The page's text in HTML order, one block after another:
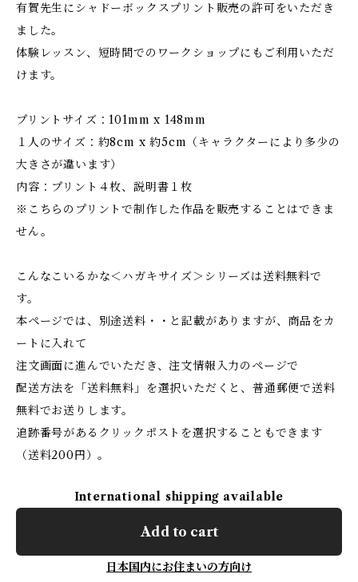
有賀先生にシャドーボックスプリント販売の許可をいただき
ました。
体験レッスン、短時間でのワークショップにもご利用いただ
けます。
プリントサイズ：101mm x 148mm
１人のサイズ：約8cm x 約5cm（キャラクターにより多少の
大きさが違います）
内容：プリント４枚、説明書１枚
※こちらのプリントで制作した作品を販売することはできま
せん。
こんなこいるかな＜ハガキサイズ＞シリーズは送料無料で
す。
本ページでは、別途送料・・と記載がありますが、商品をカ
ートに入れて
注文画面に進んでいただき、注文情報入力のページで
配送方法を「送料無料」を選択いただくと、普通郵便で送料
無料でお送りします。
追跡番号があるクリックポストを選択することもできます
（送料200円）。
International shipping available
Add to cart
日本国内にお住まいの方向け